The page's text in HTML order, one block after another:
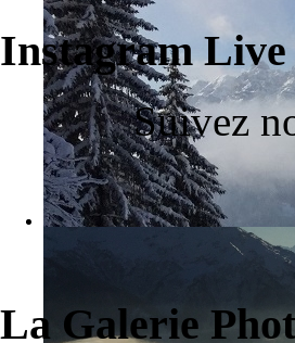
Instagram
Suivez
La Galerie